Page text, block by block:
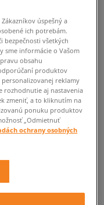
nás oznámenie.
PREDAJNIACH
úspešný a
ich potrebám.
bezpečnosti všetkých
sme informácie o Vašom
obsahu
produktov
reklamy
rozhodnutie aj nastavenia
zmeniť, a to kliknutím na
ponuku produktov
„Odmietnuť
ochrany osobných